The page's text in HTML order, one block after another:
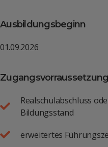
Ausbildungsbeginn
01.09.2026
Realschulabschluss
Bildungsstand
erweitertes